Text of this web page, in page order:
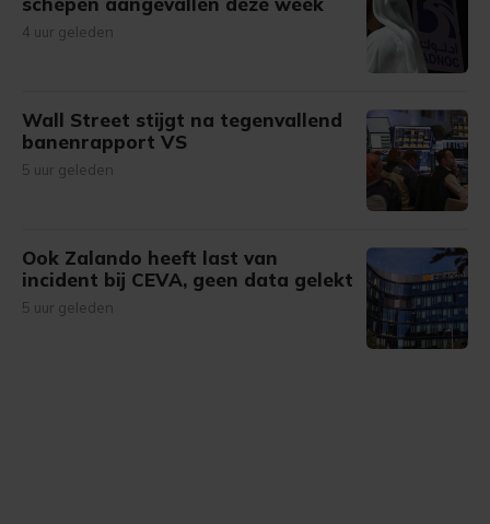
4 uur geleden
Wall Street stijgt na tegenvallend
banenrapport VS
5 uur geleden
Ook Zalando heeft last van
incident bij CEVA, geen data gelekt
5 uur geleden